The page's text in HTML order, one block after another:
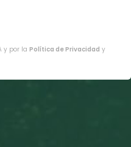
y por la Política de Privacidad y